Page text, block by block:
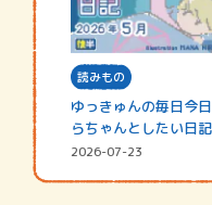
読みもの
ゆっきゅんの毎日今
らちゃんとしたい
☆202…
2026-07-23